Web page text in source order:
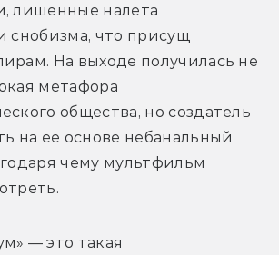
лишённые налёта
снобизма, что присущ
На выходе получилась не
метафора
общества, но создатель
на её основе небанальный
чему мультфильм
— это такая